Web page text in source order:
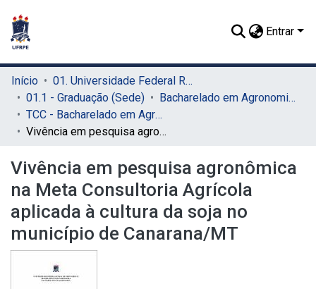
Entrar
Início
01. Universidade Federal Rural de Pernambuco - UFRPE (Sede)
01.1 - Graduação (Sede)
Bacharelado em Agronomia (Sede)
TCC - Bacharelado em Agronomia (Sede)
Vivência em pesquisa agronômica na Meta Consultoria Agrícola aplicada à cultura da soja no município de Canarana/MT
Vivência em pesquisa agronômica
na Meta Consultoria Agrícola
aplicada à cultura da soja no
município de Canarana/MT